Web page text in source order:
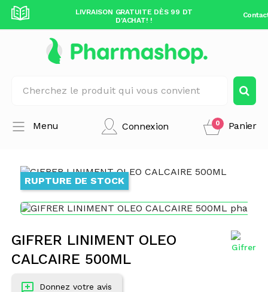
99 DT
LIVRAISON GRATUITE DÈS 99 DT
D'ACHAT! !
Connexion Panier
0
Menu
RUPTURE DE STOCK
GIFRER LINIMENT OLEO
CALCAIRE 500ML
Donnez votre avis